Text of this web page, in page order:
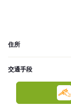
住所
交通手段